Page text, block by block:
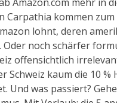
Carpathia kommen
lohnt, deren
Oder noch schärfer
offensichtlich
Schweiz kaum die 10
Und was passiert?